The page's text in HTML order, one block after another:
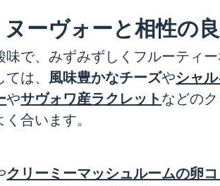
ーヴォーと相性の
で、みずみずしくフルーティ
は、 風味豊かなチーズやシャ
やサヴォワ産ラクレット などの
合います。
クリーミーマッシュルームの卵コ